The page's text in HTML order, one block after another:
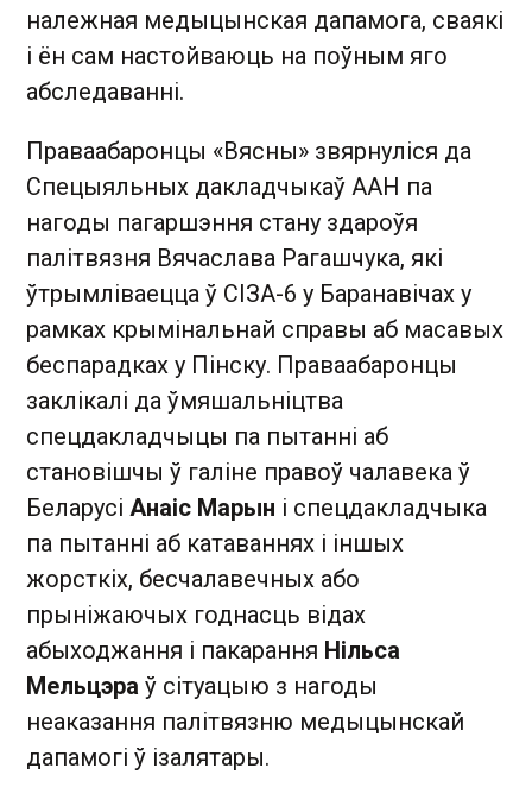
належная медыцынская дапамога, сваякі
і ён сам настойваюць на поўным яго
абследаванні.
Праваабаронцы «Вясны» звярнуліся да
Спецыяльных дакладчыкаў ААН па
нагоды пагаршэння стану здароўя
палітвязня Вячаслава Рагашчука, які
ўтрымліваецца ў СІЗА-6 у Баранавічах у
рамках крымінальнай справы аб масавых
беспарадках у Пінску. Праваабаронцы
заклікалі да ўмяшальніцтва
спецдакладчыцы па пытанні аб
становішчы ў галіне правоў чалавека ў
Беларусі Анаіс Марын і спецдакладчыка
па пытанні аб катаваннях і іншых
жорсткіх, бесчалавечных або
прыніжаючых годнасць відах
абыходжання і пакарання Нільса
Мельцэра ў сітуацыю з нагоды
неаказання палітвязню медыцынскай
дапамогі ў ізалятары.